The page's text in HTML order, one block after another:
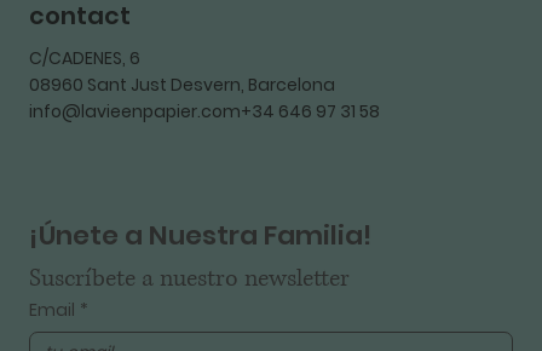
contact
C/CADENES, 6
08960 Sant Just Desvern, Barcelona
info@lavieenpapier.com+34 646 97 31 58
¡Únete a Nuestra Familia!
Suscríbete a nuestro newsletter
Email *